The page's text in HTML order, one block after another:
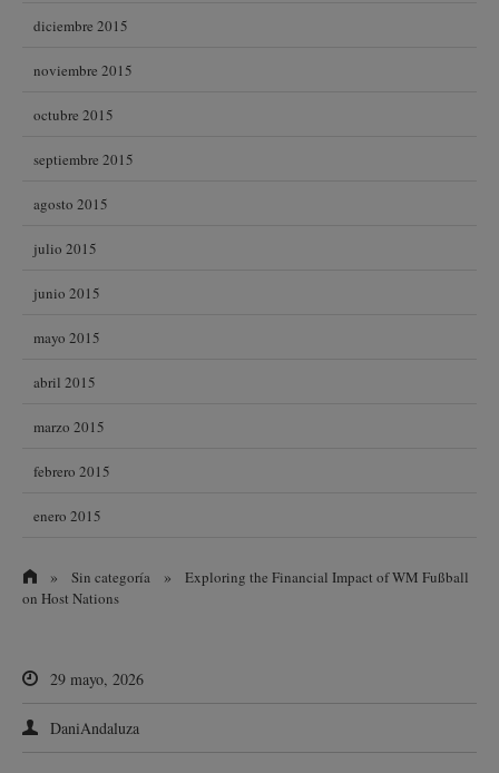
diciembre 2015
noviembre 2015
octubre 2015
septiembre 2015
agosto 2015
julio 2015
junio 2015
mayo 2015
abril 2015
marzo 2015
febrero 2015
enero 2015
» Sin categoría »
Exploring the Financial Impact of WM Fußball
on Host Nations
29 mayo, 2026
DaniAndaluza